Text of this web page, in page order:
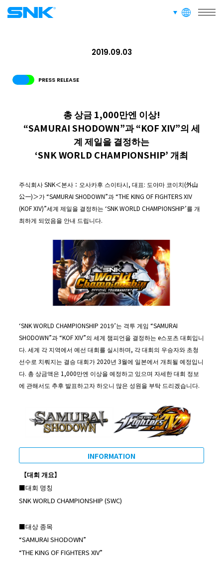
languages
사업소개
RECRUIT FOR FANS
PRESS RELEASE
2019.09.03
총 상금 1,000만엔 이상!
“SAMURAI SHODOWN”과 “KOF XIV”의 세
계 제일을 결정하는
‘SNK WORLD CHAMPIONSHIP’ 개최
주식회사 SNK＜본사：오사카후 스이타시, 대표: 도야마 코이치(外山
公一)＞가 “SAMURAI SHODOWN”과 “THE KING OF FIGHTERS XIV
(KOF XIV)”세계 제일을 결정하는 ‘SNK WORLD CHAMPIONSHIP’를 개
최하게 되었음을 안내 드립니다.
‘SNK WORLD CHAMPIONSHIP 2019’는 격투 게임 “SAMURAI
SHODOWN”과 “KOF XIV”의 세계 챔피언을 결정하는 e스포츠 대회입니
다. 세계 각 지역에서 예선 대회를 실시하며, 각 대회의 우승자와 초청
선수로 치뤄지는 결승 대회가 2020년 3월에 일본에서 개최될 예정입니
다. 총 상금액은 1,000만엔 이상을 예정하고 있으며 자세한 대회 정보
에 관해서도 추후 발표하고자 하오니 많은 성원을 부탁 드리겠습니다.
INFORMATION
【대회 개요】
■대회 명칭
SNK WORLD CHAMPIONSHIP (SWC)
■대상 종목
“SAMURAI SHODOWN”
“THE KING OF FIGHTERS XIV”